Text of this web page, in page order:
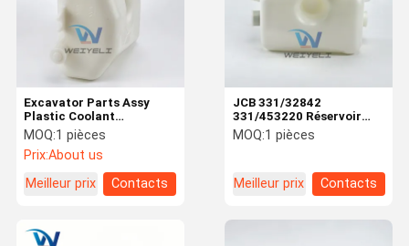
Excavator Parts Assy
Plastic Coolant
Expansion Tank JCB
331/30265 331/34633
128/14093 162/03296
162/03297 331/32842
MOQ:1 pièces
Prix:About us
Meilleur prix
Contacts
JCB 331/32842
331/453220 Réservoir
d'expansion du radiateur
du chargeur Petite
refroidissement
MOQ:1 pièces
Meilleur prix Contacts